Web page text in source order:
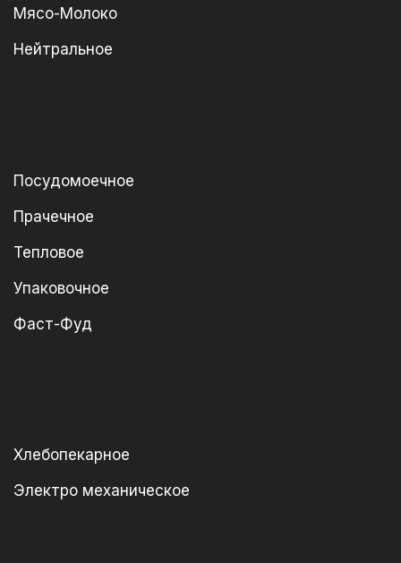
Мясо-Молоко
Нейтральное
Посудомоечное
Прачечное
Тепловое
Упаковочное
Фаст-Фуд
Хлебопекарное
Электро механическое